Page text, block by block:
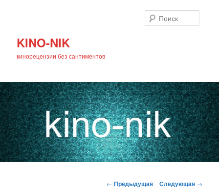
KINO-NIK
кинорецензии без сантиментов
Навигация
← Предыдущая Следующая →